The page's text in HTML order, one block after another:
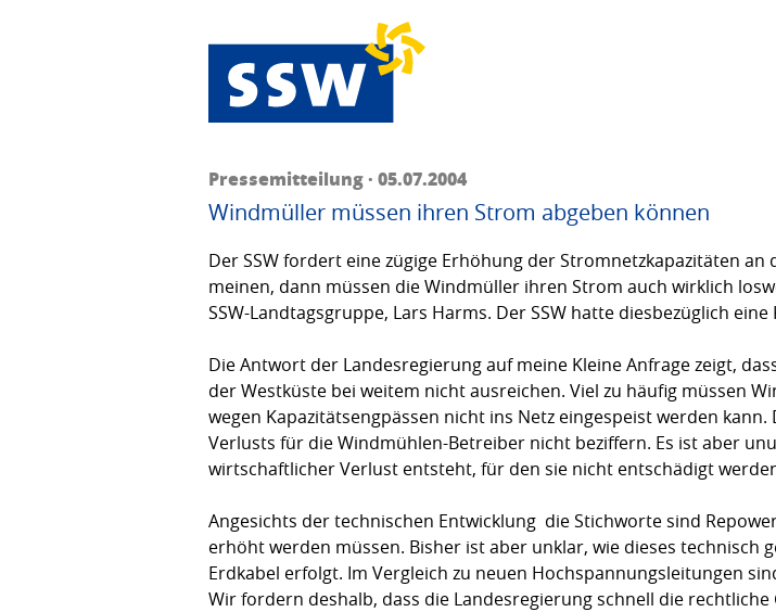
Pressemitteilung · 05.07.2004
Windmüller müssen ihren Strom abgeben können
Der SSW fordert eine zügige Erhöhung der Stromnetzkapazitäten
meinen, dann müssen die Windmüller ihren Strom auch wirklich
SSW-Landtagsgruppe, Lars Harms. Der SSW hatte dies­bezüglich
Die Antwort der Landesregierung auf meine Kleine Anfrage zeigt,
der Westküste bei weitem nicht ausreichen. Viel zu häufig müssen
wegen Kapa­zitäts­engpässen nicht ins Netz eingespeist werden
Verlusts für die Windmühlen-Betreiber nicht beziffern. Es ist aber
wirtschaftlicher Verlust entsteht, für den sie nicht entschädigt
Angesichts der technischen Entwicklung  die Stichworte sind
erhöht werden müssen. Bisher ist aber unklar, wie dieses technisch
Erdkabel erfolgt. Im Vergleich zu neuen Hochspannungsleitungen
Wir fordern deshalb, dass die Landes­regierung schnell die rechtliche